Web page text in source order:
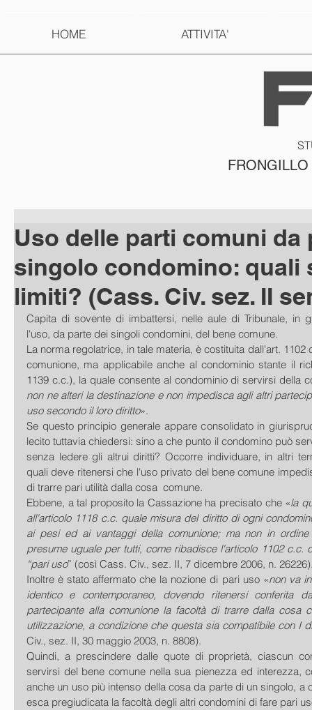
HOME ATTIVITA'
Uso delle parti comuni da
singolo condomino: quali
limiti? (Cass. Civ. sez. II
Capita di sovente di imbattersi, nelle aule di Tribunale, in
l'uso, da parte dei singoli condomini, del bene comune.
La norma regolatrice, in tale materia, è costituita dall'art. 1102
comunione, ma applicabile anche al condominio stante il
1139 c.c.), la quale consente al condominio di servirsi della
non ne alteri la destinazione e non impedisca agli altri
uso secondo il loro diritto».
Se questo principio generale appare consolidato in
lecito tuttavia chiedersi: sino a che punto il condomino può
senza ledere gli altrui diritti? Occorre individuare, in altri
quali deve ritenersi che l'uso privato del bene comune
di trarre pari utilità dalla cosa  comune.
Ebbene, a tal proposito la Cassazione ha precisato che «la
all'articolo 1118 c.c. quale misura del diritto di ogni
ai pesi ed ai vantaggi della comunione; ma non in
presume uguale per tutti, come ribadisce l'articolo 1102 c.c.
“pari uso” (così Cass. Civ., sez. II, 7 dicembre 2006, n.
Inoltre è stato affermato che la nozione di pari uso «non va
identico e contemporaneo, dovendo ritenersi conferita
partecipante alla comunione la facoltà di trarre dalla cosa
utilizzazione, a condizione che questa sia compatibile con I
Civ., sez. II, 30 maggio 2003, n. 8808).
Quindi, a prescindere dalle quote di proprietà, ciascun
servirsi del bene comune nella sua pienezza ed interezza,
anche un uso più intenso della cosa da parte di un singolo, a
esca pregiudicata la facoltà degli altri condomini di fare pari